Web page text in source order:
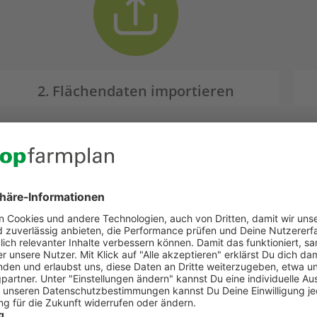
starten,
öffnen und Daten
2. Flächendaten importieren
Für alle Bundesländer
Deine Schlagkartei
und einfach Deine Schlagdokumentation